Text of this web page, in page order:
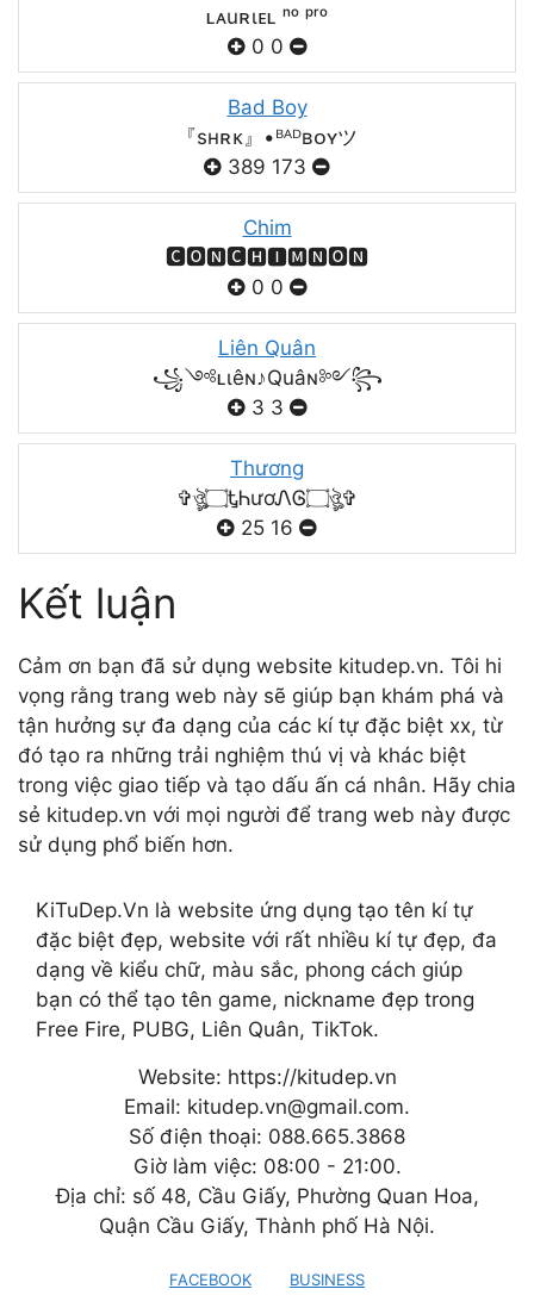
ʟᴀuʀιᴇʟ ⁿᵒ ᵖʳᵒ
0 0
Bad Boy
『sʜʀᴋ』•ᴮᴬᴰʙᴏʏツ
389 173
Chim
🅲🅾🅽🅲🅷🅸🅼🅽🅾🅽
0 0
Liên Quân
꧁༺ʟιêɴ♪Quâɴ༻꧂
3 3
Thương
✞ঔৣ۝ᎿᏂươᏁᎶ۝ঔৣ✞
25 16
Kết luận
Cảm ơn bạn đã sử dụng website kitudep.vn. Tôi hi
vọng rằng trang web này sẽ giúp bạn khám phá và
tận hưởng sự đa dạng của các kí tự đặc biệt xx, từ
đó tạo ra những trải nghiệm thú vị và khác biệt
trong việc giao tiếp và tạo dấu ấn cá nhân. Hãy chia
sẻ kitudep.vn với mọi người để trang web này được
sử dụng phổ biến hơn.
KiTuDep.Vn là website ứng dụng tạo tên kí tự
đặc biệt đẹp, website với rất nhiều kí tự đẹp, đa
dạng về kiểu chữ, màu sắc, phong cách giúp
bạn có thể tạo tên game, nickname đẹp trong
Free Fire, PUBG, Liên Quân, TikTok.
Website: https://kitudep.vn
Email: kitudep.vn@gmail.com.
Số điện thoại: 088.665.3868
Giờ làm việc: 08:00 - 21:00.
Địa chỉ: số 48, Cầu Giấy, Phường Quan Hoa,
Quận Cầu Giấy, Thành phố Hà Nội.
FACEBOOK BUSINESS